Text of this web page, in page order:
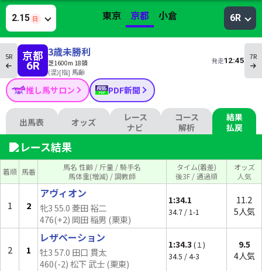
記者&予想家
お気に入り
2.15 日 東京 京都 小倉 6R
5R 京都
6R
3歳未勝利
芝1600m 18頭
(混)[指] 馬齢
発走12:45 7R
推し馬サロン PDF新聞
出馬表 オッズ
レース
ナビ
コース
解析
結果
払戻
レース結果
着順 馬番
馬名 性齢 / 斤量 / 騎手名
馬体重(増減) / 調教師
タイム(着差)
後3F / 通過順
オッズ
人気
1 2
アヴィオン
牝3 55.0 菱田 裕二
476(+2) 岡田 稲男 (栗東)
1:34.1
34.7 / 1-1
11.2
5人気
2 1
レザベーション
牡3 57.0 田口 貫太
460(-2) 松下 武士 (栗東)
1:34.3(１)
34.5 / 4-3
9.5
4人気